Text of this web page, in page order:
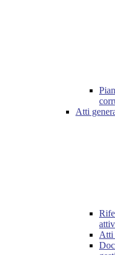
Atti
Atti